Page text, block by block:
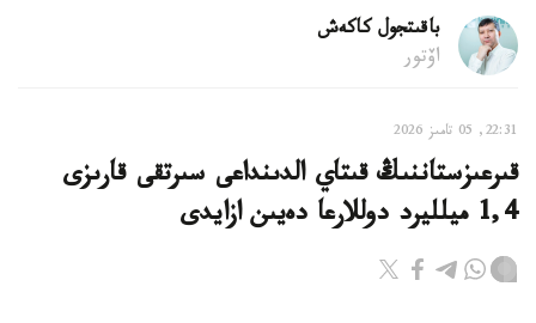
باقىتجول كاكەش
اۆتور
22:31, 05 تامىز 2026
قىرعىزستاننىڭ قىتاي الدىنداعى سىرتقى قارىزى
1,4 ميلليرد دوللارعا دەيىن ازايدى